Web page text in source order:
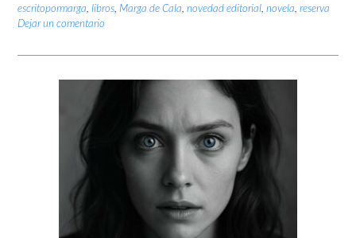
escritopormarga libros Marga de Cala novedad editorial novela reserva
Dejar un comentario